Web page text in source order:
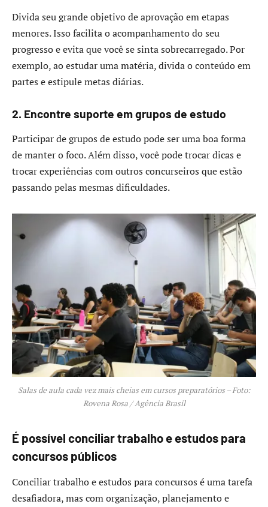
Divida seu grande objetivo de aprovação em etapas
menores. Isso facilita o acompanhamento do seu
progresso e evita que você se sinta sobrecarregado. Por
exemplo, ao estudar uma matéria, divida o conteúdo em
partes e estipule metas diárias.
2. Encontre suporte em grupos de estudo
Participar de grupos de estudo pode ser uma boa forma
de manter o foco. Além disso, você pode trocar dicas e
trocar experiências com outros concurseiros que estão
passando pelas mesmas dificuldades.
Salas de aula cada vez mais cheias em cursos preparatórios – Foto:
Rovena Rosa / Agência Brasil
É possível conciliar trabalho e estudos para
concursos públicos
Conciliar trabalho e estudos para concursos é uma tarefa
desafiadora, mas com organização, planejamento e